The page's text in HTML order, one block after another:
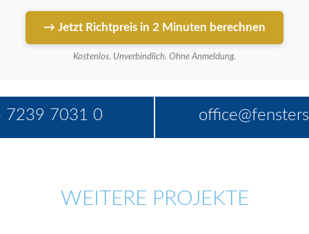
→ Jetzt Richtpreis in 2 Minuten berechnen
Kostenlos. Unverbindlich. Ohne Anmeldung.
7239 7031 0
WEITERE PROJEKTE